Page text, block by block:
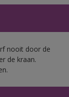
nooit door de
de kraan.